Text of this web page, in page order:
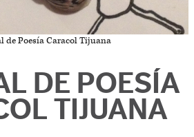
de Poesía Caracol Tijuana
DE POESÍA
TIJUANA